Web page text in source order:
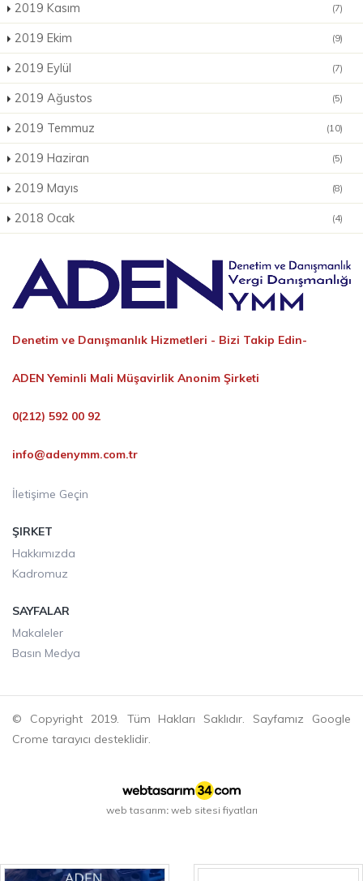
2019 Kasım (7)
2019 Ekim (9)
2019 Eylül (7)
2019 Ağustos (5)
2019 Temmuz (10)
2019 Haziran (5)
2019 Mayıs (8)
2018 Ocak (4)
Denetim ve Danışmanlık Hizmetleri - Bizi Takip Edin-
ADEN Yeminli Mali Müşavirlik Anonim Şirketi
0(212) 592 00 92
info@adenymm.com.tr
İletişime Geçin
ŞIRKET
Hakkımızda
Kadromuz
SAYFALAR
Makaleler
Basın Medya
© Copyright 2019. Tüm Hakları Saklıdır. Sayfamız Google
Crome tarayıcı desteklidir.
web tasarım web sitesi fiyatları